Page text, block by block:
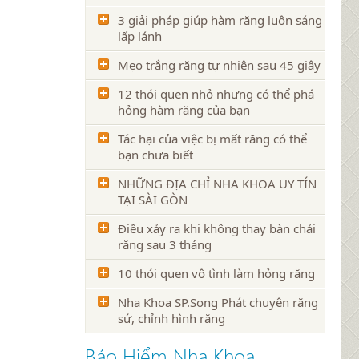
3 giải pháp giúp hàm răng luôn sáng
lấp lánh
Mẹo trắng răng tự nhiên sau 45 giây
12 thói quen nhỏ nhưng có thể phá
hỏng hàm răng của bạn
Tác hại của việc bị mất răng có thể
bạn chưa biết
NHỮNG ĐỊA CHỈ NHA KHOA UY TÍN
TẠI SÀI GÒN
Điều xảy ra khi không thay bàn chải
răng sau 3 tháng
10 thói quen vô tình làm hỏng răng
Nha Khoa SP.Song Phát chuyên răng
sứ, chỉnh hình răng